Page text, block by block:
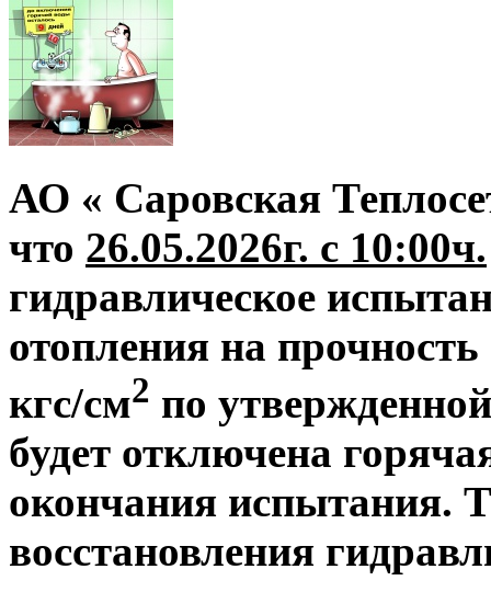
АО « Саровская
что 26.05.2026г. с 10:00ч.
гидравлическое
отопления на
кгс/см2 по
будет отключена
окончания испытания.
восстановления